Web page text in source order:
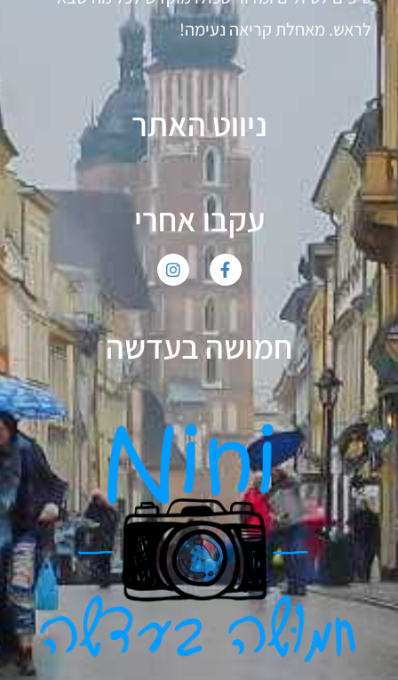
לראש. מאחלת קריאה נעימה!
ניווט האתר
עקבו אחרי
חמושה בעדשה